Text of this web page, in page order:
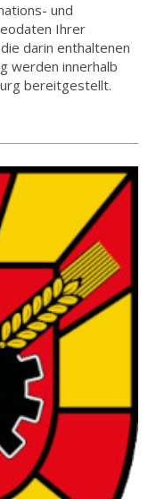
und
Ihrer
darin enthaltenen
werden innerhalb
bereitgestellt.